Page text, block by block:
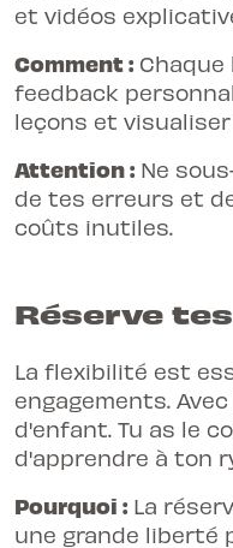
et vidéos
Comment :
feedback
leçons et
Attention : Ne
de tes erreurs et
coûts inutiles.
Réserve
La flexibilité est
engagements.
d'enfant. Tu as le
d'apprendre à ton
Pourquoi : La
une grande liberté